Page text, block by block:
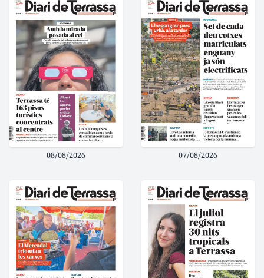
08/08/2026 07/08/2026